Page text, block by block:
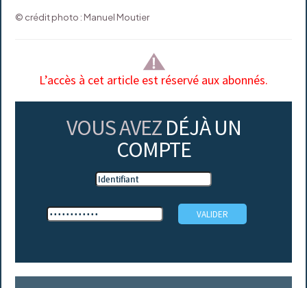
© crédit photo : Manuel Moutier
L’accès à cet article est réservé aux abonnés.
VOUS AVEZ DÉJÀ UN
COMPTE